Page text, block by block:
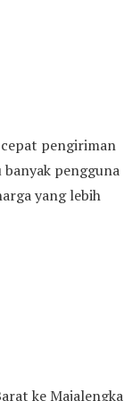
pengiriman
pengguna
yang lebih
ke Majalengka